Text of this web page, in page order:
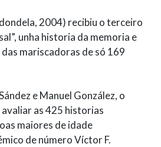
2004) recibiu o terceiro
unha historia da memoria e
mariscadoras de só 169
e Manuel González, o
as 425 historias
maiores de idade
de número Víctor F.